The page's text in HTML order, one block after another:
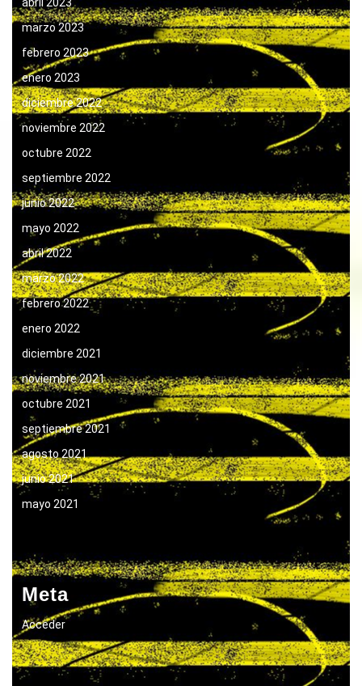
marzo 2023
febrero 2023
enero 2023
diciembre 2022
noviembre 2022
octubre 2022
septiembre 2022
junio 2022
mayo 2022
abril 2022
marzo 2022
febrero 2022
enero 2022
diciembre 2021
noviembre 2021
octubre 2021
septiembre 2021
agosto 2021
junio 2021
mayo 2021
Meta
Acceder